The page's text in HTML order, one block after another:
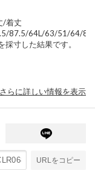
/着丈
87.5/64L/63/51/64/
採寸した結果です。
さらに詳しい情報を表示
URLをコピー